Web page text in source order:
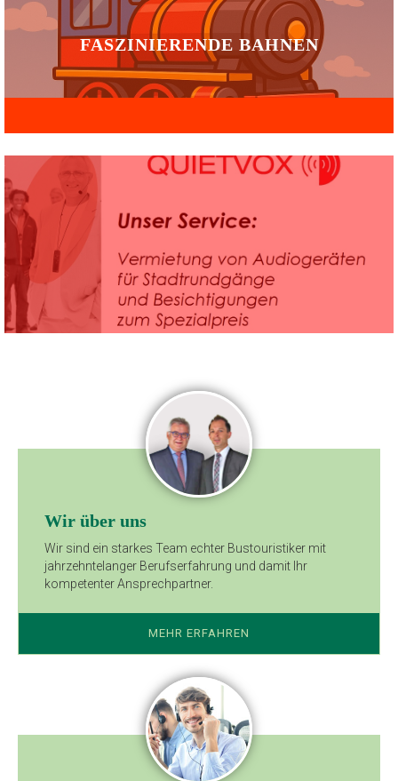
FASZINIERENDE BAHNEN
Wir über uns
Wir sind ein starkes Team echter Bustouristiker mit
jahrzehntelanger Berufserfahrung und damit Ihr
kompetenter Ansprechpartner.
MEHR ERFAHREN